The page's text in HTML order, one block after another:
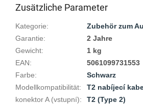
Zusätzliche Parameter
Kategorie:
Zubehör zum
Garantie:
2 Jahre
Gewicht:
1 kg
EAN:
5061099731553
Farbe:
Schwarz
Modellkompatibilität:
T2 nabíjecí
konektor A (vstupní): T2 (Type 2)